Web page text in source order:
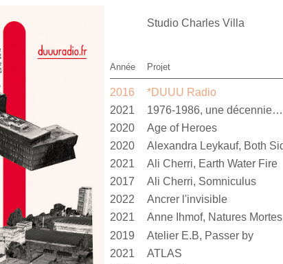
Studio Charles Villa
Année Projet
2016 *DUUU Radio
2021 1976-1986, une décennie…
2020 Age of Heroes
2020
2021
Ali Cherri, Earth Water Fire
2017
Ali Cherri, Somniculus
2022 Ancrer l'invisible
2021
Anne Ihmof, Natures Mortes
2019
Atelier E.B, Passer by
2021
ATLAS